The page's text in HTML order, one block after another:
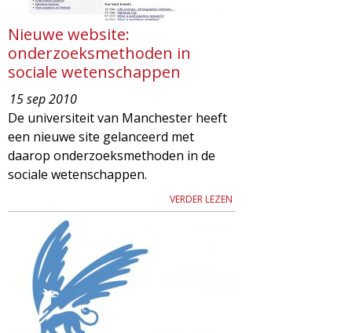
n
e
Nieuwe website:
onderzoeksmethoden in
sociale wetenschappen
15 sep 2010
De universiteit van Manchester heeft
een nieuwe site gelanceerd met
daarop onderzoeksmethoden in de
sociale wetenschappen.
VERDER LEZEN